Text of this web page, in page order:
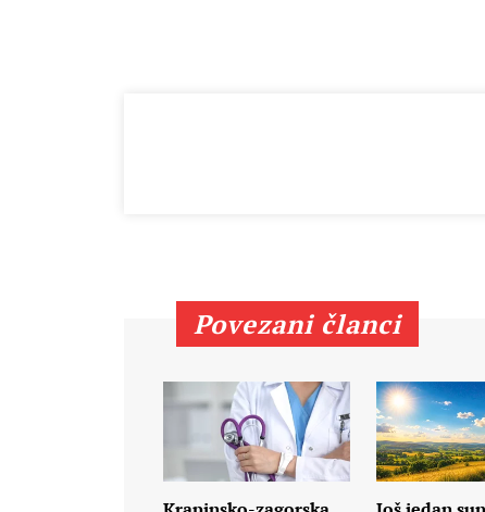
Povezani članci